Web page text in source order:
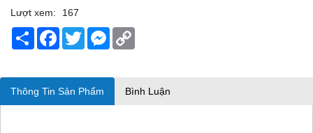
Lượt xem:
167
Share Facebook
TwitterMessenger
Thông Tin Sản Phẩm Bình Luận